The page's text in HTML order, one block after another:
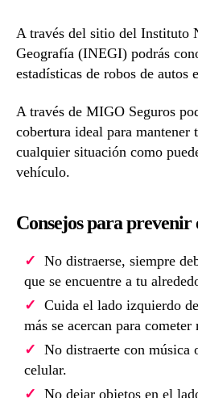
A través del sitio del Instituto
Geografía (INEGI) podrás
estadísticas de robos de autos
A través de MIGO Seguros
cobertura ideal para mantener
cualquier situación como
vehículo.
Consejos para prevenir
No distraerse, siempre
que se encuentre a tu
Cuida el lado izquierdo
más se acercan para cometer
No distraerte con
celular.
No dejar objetos en el